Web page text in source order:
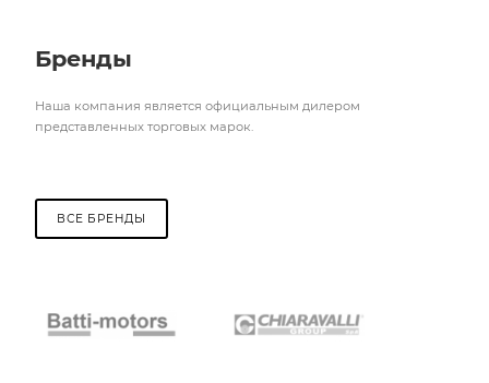
Бренды
Наша компания является официальным дилером
представленных торговых марок.
ВСЕ БРЕНДЫ